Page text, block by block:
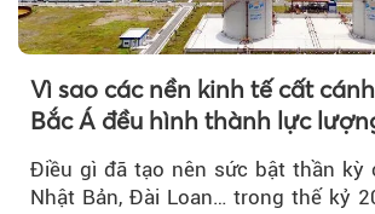
Vì sao các nền kinh tế cất
Bắc Á đều hình thành lực
nghiệp Quốc gia?
Điều gì đã tạo nên sức bật thần kỳ
Nhật Bản, Đài Loan… trong thế kỷ